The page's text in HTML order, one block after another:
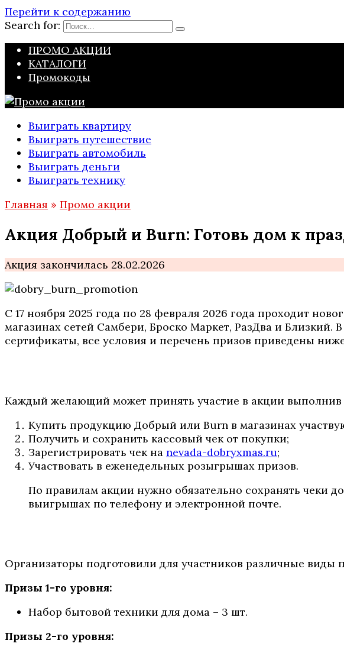
Перейти к содержанию
Search for:
ПРОМО АКЦИИ
КАТАЛОГИ
Промокоды
Выиграть квартиру
Выиграть путешествие
Выиграть автомобиль
Выиграть деньги
Выиграть технику
Главная » Промо акции
Акция Добрый и Burn: Готовь дом к
Акция закончилась 28.02.2026
С 17 ноября 2025 года по 28 февраля 2026 года проходит
магазинах сетей Самбери, Броско Маркет, РазДва и
сертификаты, все условия и перечень призов приведены
Каждый желающий может принять участие в акции выполнив
Купить продукцию Добрый или Burn в магазинах
Получить и сохранить кассовый чек от покупки;
Зарегистрировать чек на nevada-dobryxmas.ru;
Участвовать в еженедельных розыгрышах призов.
По правилам акции нужно обязательно сохранять чеки
выигрышах по телефону и электронной почте.
Организаторы подготовили для участников различные виды
Призы 1-го уровня:
Набор бытовой техники для дома – 3 шт.
Призы 2-го уровня: